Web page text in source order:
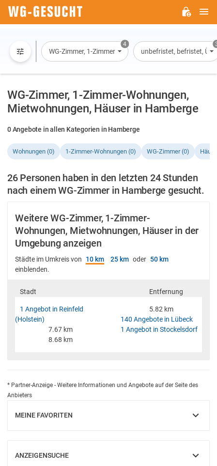
4
WG-Zimmer, 1-Zimmer-Wohnung, Wohnung, Haus
unbefristet, befristet,
WG-Zimmer, 1-Zimmer-Wohnungen,
Mietwohnungen, Häuser in Hamberge
0 Angebote in allen Kategorien in Hamberge
Wohnungen (0) 1-Zimmer-Wohnungen (0) WG-Zimmer (0)
26 Personen haben in den letzten 24 Stunden
nach einem WG-Zimmer in Hamberge gesucht.
Weitere WG-Zimmer, 1-Zimmer-
Wohnungen, Mietwohnungen, Häuser in der
Umgebung anzeigen
Städte im Umkreis von 10 km 25 km oder 50 km
einblenden.
Stadt Entfernung
1 Angebot in Reinfeld
(Holstein)
5.82 km
140 Angebote in Lübeck
7.67 km
1 Angebot in Stockelsdorf
8.68 km
* Partner-Anzeige - Weitere Informationen und Angebote auf der Seite des
Anbieters
MEINE FAVORITEN
EINBLENDEN
ANZEIGENSUCHE
EINBLENDEN